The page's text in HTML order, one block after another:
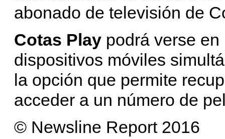
abonado de televisión de
Cotas Play podrá verse
dispositivos móviles
la opción que permite
acceder a un número de
© Newsline Report 2016